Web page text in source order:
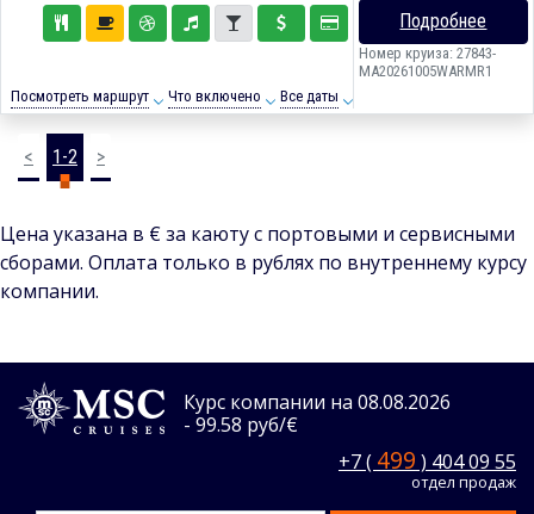
Посмотреть маршрут Что включено Все даты
Подробнее
Номер круиза: 27843-
MA20261005WARMR1
< 1-2 >
Цена указана в € за каюту с портовыми и сервисными
сборами. Оплата только в рублях по внутреннему курсу
компании.
Курс компании на 08.08.2026
- 99.58 руб/€
+7 ( 499 ) 404 09 55
отдел продаж